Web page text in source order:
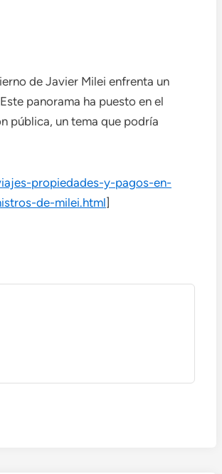
de Javier Milei enfrenta un
panorama ha puesto en el
pública, un tema que podría
propiedades-y-pagos-en-
de-milei.html]